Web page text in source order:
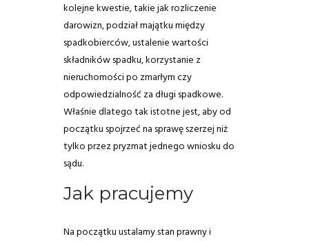
kolejne kwestie, takie jak rozliczenie
darowizn, podział majątku między
spadkobierców, ustalenie wartości
składników spadku, korzystanie z
nieruchomości po zmarłym czy
odpowiedzialność za długi spadkowe.
Właśnie dlatego tak istotne jest, aby od
początku spojrzeć na sprawę szerzej niż
tylko przez pryzmat jednego wniosku do
sądu.
Jak pracujemy
Na początku ustalamy stan prawny i